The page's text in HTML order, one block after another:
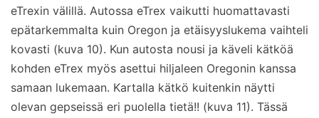
eTrexin välillä. Autossa eTrex vaikutti huomattavasti
epätarkemmalta kuin Oregon ja etäisyyslukema vaihteli
kovasti (kuva 10). Kun autosta nousi ja käveli kätköä
kohden eTrex myös asettui hiljaleen Oregonin kanssa
samaan lukemaan. Kartalla kätkö kuitenkin näytti
olevan gepseissä eri puolella tietä!! (kuva 11). Tässä